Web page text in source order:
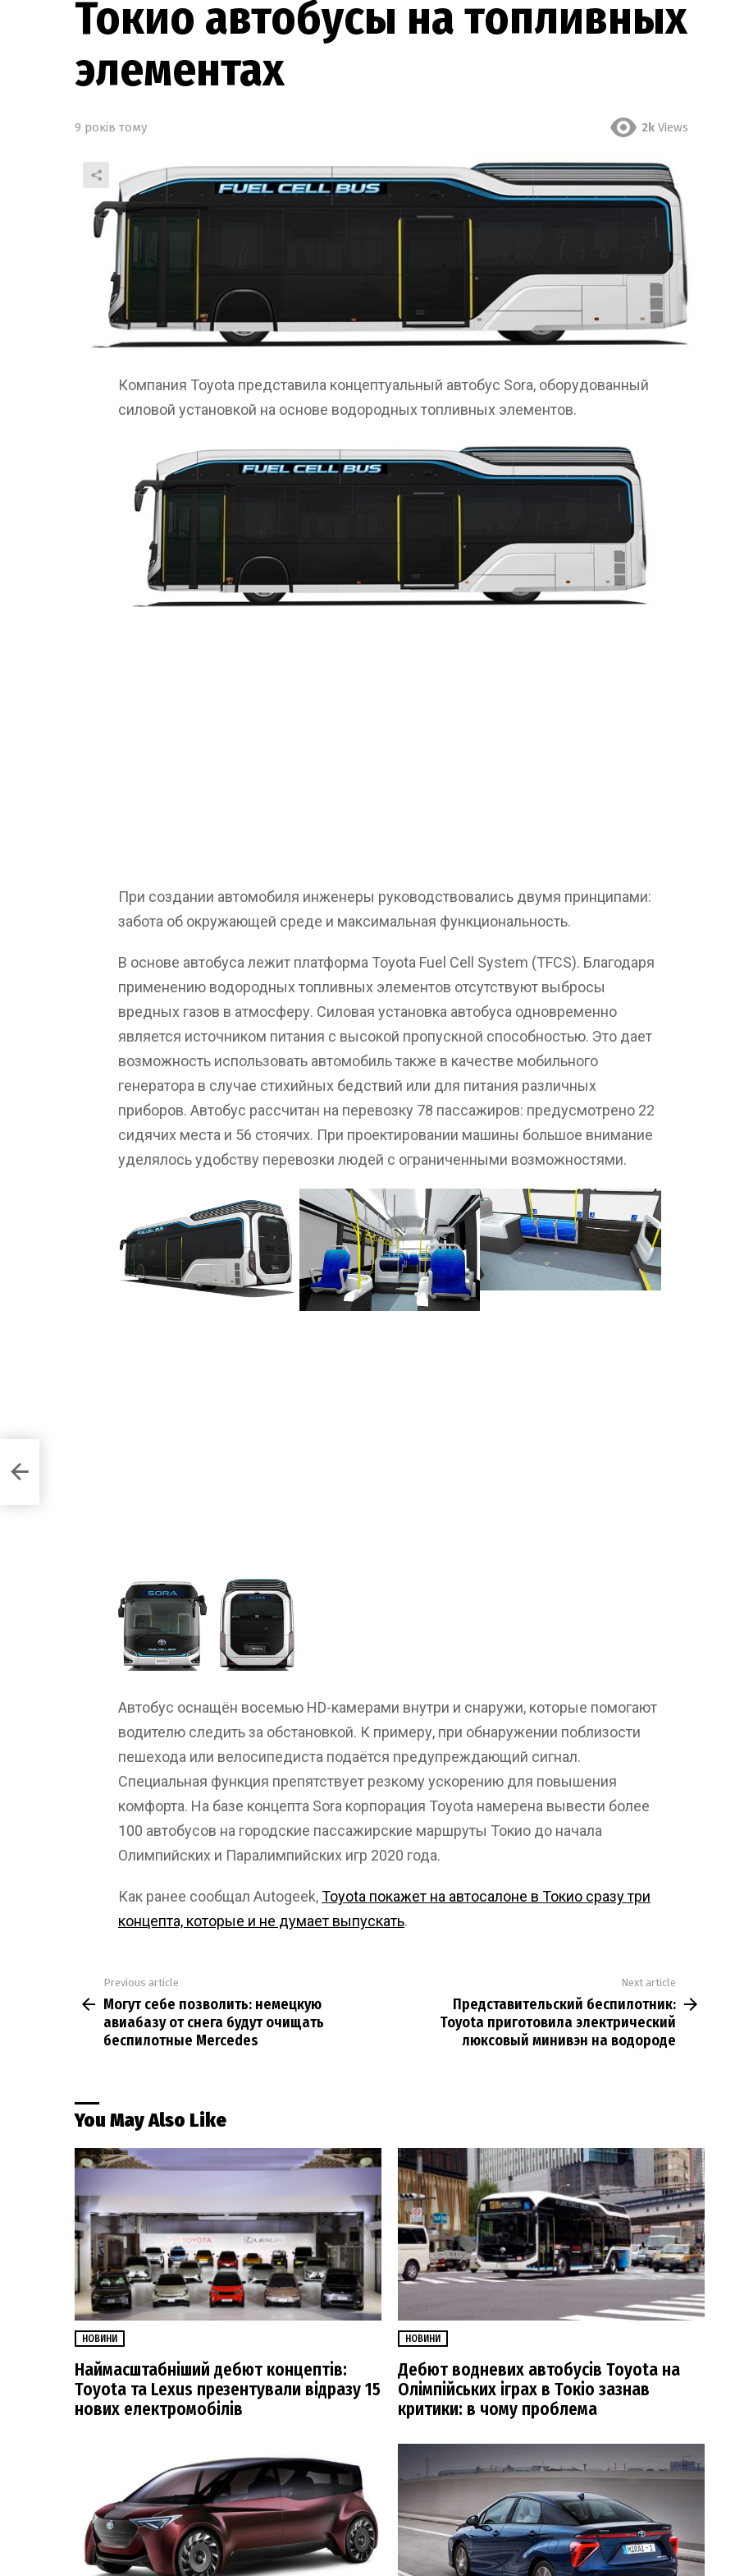
Токио автобусы на топливных
элементах
9 років тому 2k Views
Компания Toyota представила концептуальный автобус Sora, оборудованный
силовой установкой на основе водородных топливных элементов.
При создании автомобиля инженеры руководствовались двумя принципами:
забота об окружающей среде и максимальная функциональность.
В основе автобуса лежит платформа Toyota Fuel Cell System (TFCS). Благодаря
применению водородных топливных элементов отсутствуют выбросы
вредных газов в атмосферу. Силовая установка автобуса одновременно
является источником питания с высокой пропускной способностью. Это дает
возможность использовать автомобиль также в качестве мобильного
генератора в случае стихийных бедствий или для питания различных
приборов. Автобус рассчитан на перевозку 78 пассажиров: предусмотрено 22
сидячих места и 56 стоячих. При проектировании машины большое внимание
уделялось удобству перевозки людей с ограниченными возможностями.
Автобус оснащён восемью HD-камерами внутри и снаружи, которые помогают
водителю следить за обстановкой. К примеру, при обнаружении поблизости
пешехода или велосипедиста подаётся предупреждающий сигнал.
Специальная функция препятствует резкому ускорению для повышения
комфорта. На базе концепта Sora корпорация Toyota намерена вывести более
100 автобусов на городские пассажирские маршруты Токио до начала
Олимпийских и Паралимпийских игр 2020 года.
Как ранее сообщал Autogeek,Toyota покажет на автосалоне в Токио сразу три
концепта, которые и не думает выпускать.
more
Previous article
Могут себе позволить: немецкую
авиабазу от снега будут очищать
беспилотные Mercedes
Next article
Представительский беспилотник:
Toyota приготовила электрический
люксовый минивэн на водороде
You May Also Like
НОВИНИ
Наймасштабніший дебют концептів:
Toyota та Lexus презентували відразу 15
нових електромобілів
НОВИНИ
Дебют водневих автобусів Toyota на
Олімпійських іграх в Токіо зазнав
критики: в чому проблема